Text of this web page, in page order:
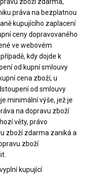
práva na bezplatnou
kupujícího zaplacení
ceny dopravovaného
ve webovém
kdy dojde k
od kupní smlouvy
cena zboží, u
od smlouvy
minimální výše, jež je
na dopravu zboží
věty, právo
zboží zdarma zaniká a
zboží
kupující